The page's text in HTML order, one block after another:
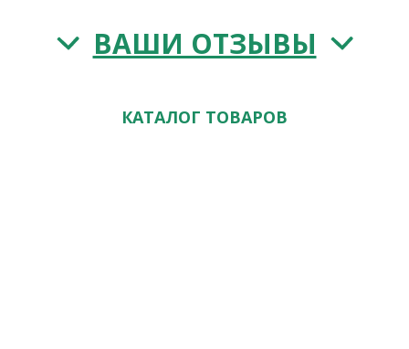
ВАШИ ОТЗЫВЫ
КАТАЛОГ ТОВАРОВ